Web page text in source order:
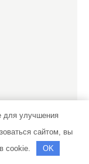
для улучшения
сайтом, вы
cookie.
OK